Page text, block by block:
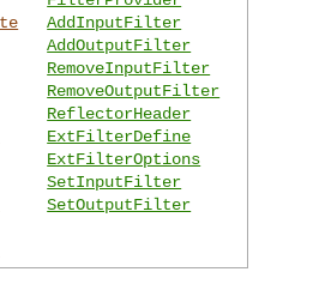
AddInputFilter
AddOutputFilter
RemoveInputFilter
RemoveOutputFilter
ReflectorHeader
ExtFilterDefine
ExtFilterOptions
SetInputFilter
SetOutputFilter